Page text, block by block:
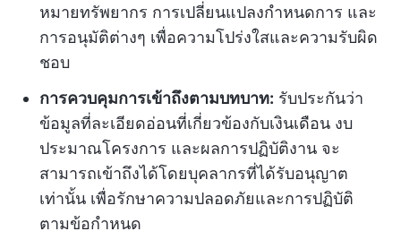
หมายทรัพยากร การเปลี่ยนแปลงกำหนดการ และ
การอนุมัติต่างๆ เพื่อความโปร่งใสและความรับผิด
ชอบ
การควบคุมการเข้าถึงตามบทบาท: รับประกันว่า
ข้อมูลที่ละเอียดอ่อนที่เกี่ยวข้องกับเงินเดือน งบ
ประมาณโครงการ และผลการปฏิบัติงาน จะ
สามารถเข้าถึงได้โดยบุคลากรที่ได้รับอนุญาต
เท่านั้น เพื่อรักษาความปลอดภัยและการปฏิบัติ
ตามข้อกำหนด